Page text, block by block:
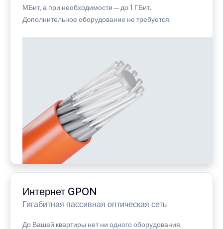
МБит, а при необходимости — до 1 ГБит.
Дополнительное оборудование не требуется.
Интернет GPON
Гигабитная пассивная оптическая сеть
До Вашей квартиры нет ни одного оборудования,